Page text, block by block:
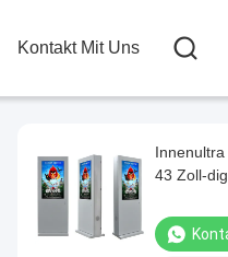
Kontakt Mit Uns
43 Zoll-